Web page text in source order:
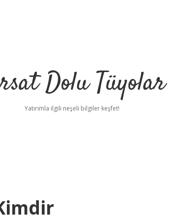
Dolu Tüyolar
Yatırımla ilgili neşeli bilgiler keşfet!